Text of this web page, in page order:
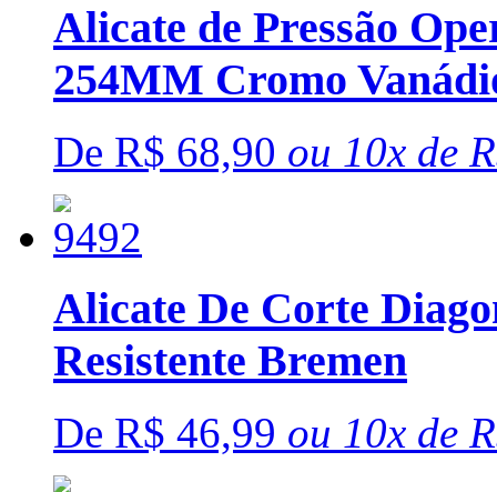
Alicate de Pressão
254MM Cromo
De R$ 68,90 ou 10x de
Alicate De Corte
Resistente Bremen
De R$ 46,99 ou 10x de